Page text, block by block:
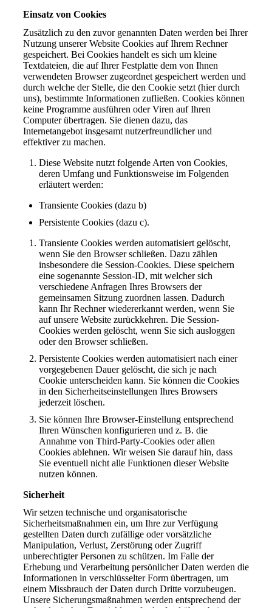
Einsatz von Cookies
Zusätzlich zu den zuvor genannten Daten werden bei Ihrer
Nutzung unserer Website Cookies auf Ihrem Rechner
gespeichert. Bei Cookies handelt es sich um kleine
Textdateien, die auf Ihrer Festplatte dem von Ihnen
verwendeten Browser zugeordnet gespeichert werden und
durch welche der Stelle, die den Cookie setzt (hier durch
uns), bestimmte Informationen zufließen. Cookies können
keine Programme ausführen oder Viren auf Ihren
Computer übertragen. Sie dienen dazu, das
Internetangebot insgesamt nutzerfreundlicher und
effektiver zu machen.
Diese Website nutzt folgende Arten von Cookies,
deren Umfang und Funktionsweise im Folgenden
erläutert werden:
Transiente Cookies (dazu b)
Persistente Cookies (dazu c).
Transiente Cookies werden automatisiert gelöscht,
wenn Sie den Browser schließen. Dazu zählen
insbesondere die Session-Cookies. Diese speichern
eine sogenannte Session-ID, mit welcher sich
verschiedene Anfragen Ihres Browsers der
gemeinsamen Sitzung zuordnen lassen. Dadurch
kann Ihr Rechner wiedererkannt werden, wenn Sie
auf unsere Website zurückkehren. Die Session-
Cookies werden gelöscht, wenn Sie sich ausloggen
oder den Browser schließen.
Persistente Cookies werden automatisiert nach einer
vorgegebenen Dauer gelöscht, die sich je nach
Cookie unterscheiden kann. Sie können die Cookies
in den Sicherheitseinstellungen Ihres Browsers
jederzeit löschen.
Sie können Ihre Browser-Einstellung entsprechend
Ihren Wünschen konfigurieren und z. B. die
Annahme von Third-Party-Cookies oder allen
Cookies ablehnen. Wir weisen Sie darauf hin, dass
Sie eventuell nicht alle Funktionen dieser Website
nutzen können.
Sicherheit
Wir setzen technische und organisatorische
Sicherheitsmaßnahmen ein, um Ihre zur Verfügung
gestellten Daten durch zufällige oder vorsätzliche
Manipulation, Verlust, Zerstörung oder Zugriff
unberechtigter Personen zu schützen. Im Falle der
Erhebung und Verarbeitung persönlicher Daten werden die
Informationen in verschlüsselter Form übertragen, um
einem Missbrauch der Daten durch Dritte vorzubeugen.
Unsere Sicherungsmaßnahmen werden entsprechend der